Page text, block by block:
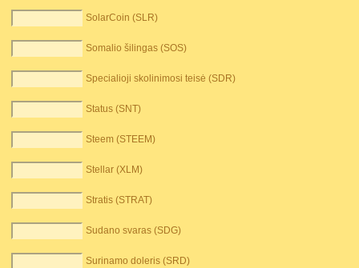
SolarCoin (SLR)
Somalio šilingas (SOS)
Specialioji skolinimosi teisė (SDR)
Status (SNT)
Steem (STEEM)
Stellar (XLM)
Stratis (STRAT)
Sudano svaras (SDG)
Surinamo doleris (SRD)